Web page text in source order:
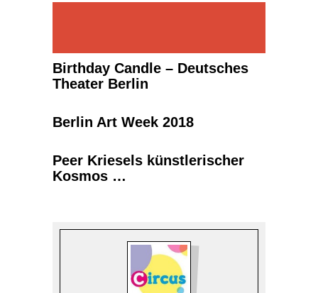
Birthday Candle – Deutsches
Theater Berlin
Berlin Art Week 2018
Peer Kriesels künstlerischer
Kosmos …